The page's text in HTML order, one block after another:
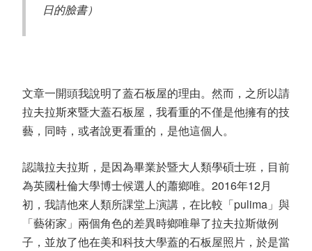
日的臉書）
文章一開頭我說明了蓋石板屋的理由。然而，之所以請
拉夫拉斯來暨大蓋石板屋，我看重的不僅是他擁有的技
藝，同時，或者說更看重的，是他這個人。
認識拉夫拉斯，是因為畢業於暨大人類學碩士班，目前
為英國杜倫大學博士候選人的蕭鄉唯。2016年12月
初，我請他來人類所課堂上演講，在比較「pulima」與
「藝術家」兩個角色的差異時鄉唯舉了拉夫拉斯做例
子，並放了他在美和科技大學蓋的石板屋照片，於是當